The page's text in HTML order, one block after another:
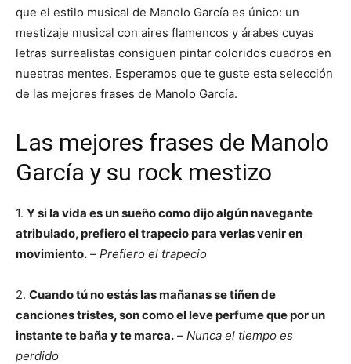
que el estilo musical de Manolo García es único: un
mestizaje musical con aires flamencos y árabes cuyas
letras surrealistas consiguen pintar coloridos cuadros en
nuestras mentes. Esperamos que te guste esta selección
de las mejores frases de Manolo García.
Las mejores frases de Manolo
García y su rock mestizo
1. Y si la vida es un sueño como dijo algún navegante
atribulado, prefiero el trapecio para verlas venir en
movimiento. – Prefiero el trapecio
2. Cuando tú no estás las mañanas se tiñen de
canciones tristes, son como el leve perfume que por un
instante te baña y te marca. – Nunca el tiempo es
perdido